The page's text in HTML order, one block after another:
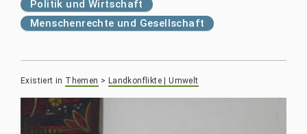
Politik und Wirtschaft
Menschenrechte und Gesellschaft
Existiert in Themen > Landkonflikte | Umwelt